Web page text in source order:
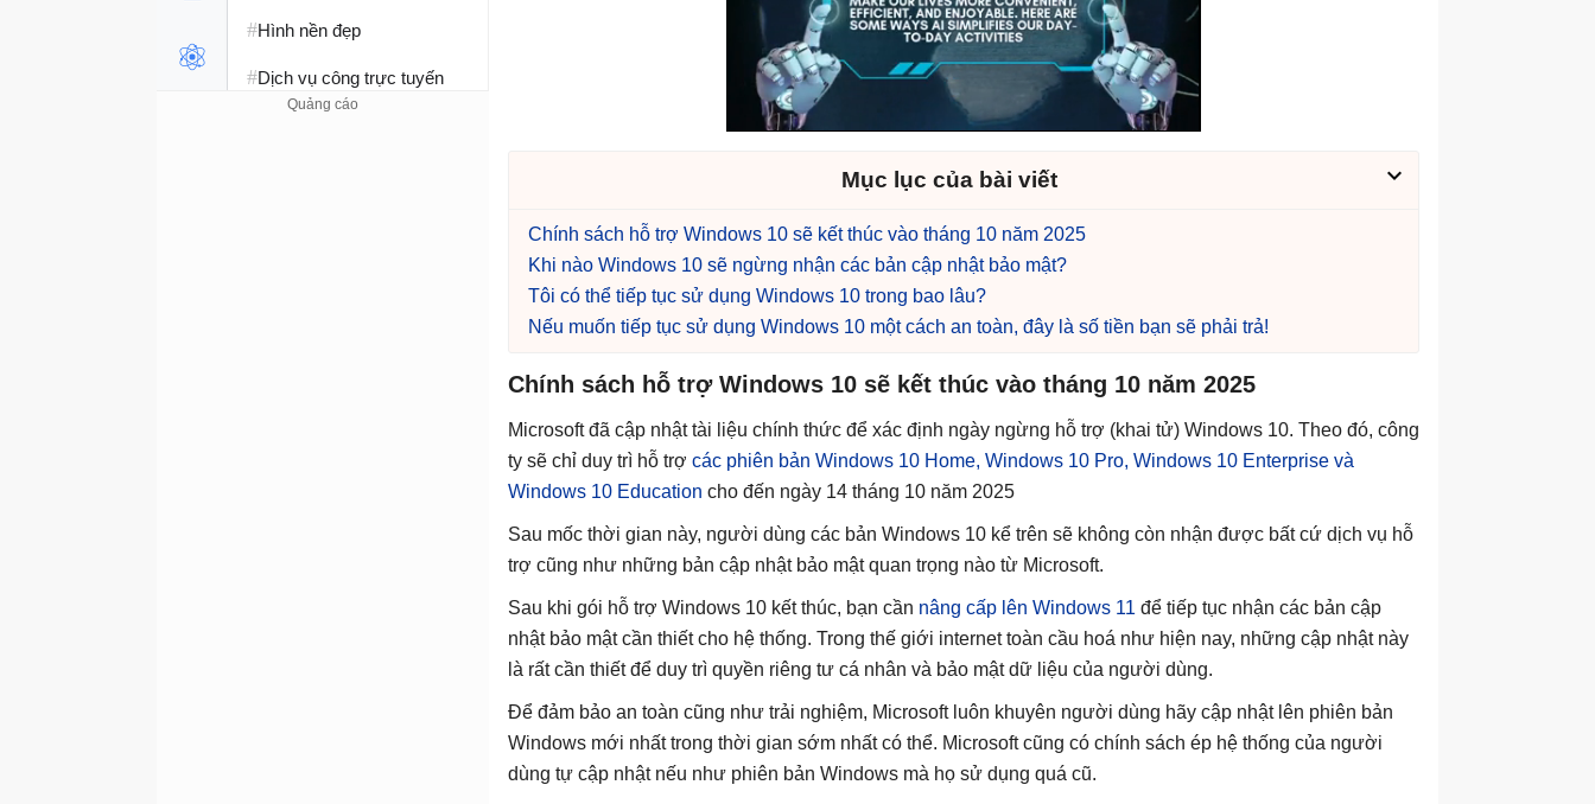
Mục lục của bài viết
Chính sách hỗ trợ Windows 10 sẽ kết thúc vào tháng 10 năm 2025
Khi nào Windows 10 sẽ ngừng nhận các bản cập nhật bảo mật?
Tôi có thể tiếp tục sử dụng Windows 10 trong bao lâu?
Nếu muốn tiếp tục sử dụng Windows 10 một cách an toàn, đây là số tiền bạn sẽ phải trả!
Chính sách hỗ trợ Windows 10 sẽ kết thúc vào tháng 10 năm 2025
Microsoft đã cập nhật tài liệu chính thức để xác định ngày ngừng hỗ trợ (khai tử) Windows 10. Theo đó, công
ty sẽ chỉ duy trì hỗ trợ các phiên bản Windows 10 Home, Windows 10 Pro, Windows 10 Enterprise và
Windows 10 Education cho đến ngày 14 tháng 10 năm 2025
Sau mốc thời gian này, người dùng các bản Windows 10 kể trên sẽ không còn nhận được bất cứ dịch vụ hỗ
trợ cũng như những bản cập nhật bảo mật quan trọng nào từ Microsoft.
Sau khi gói hỗ trợ Windows 10 kết thúc, bạn cần nâng cấp lên Windows 11 để tiếp tục nhận các bản cập
nhật bảo mật cần thiết cho hệ thống. Trong thế giới internet toàn cầu hoá như hiện nay, những cập nhật này
là rất cần thiết để duy trì quyền riêng tư cá nhân và bảo mật dữ liệu của người dùng.
Để đảm bảo an toàn cũng như trải nghiệm, Microsoft luôn khuyên người dùng hãy cập nhật lên phiên bản
Windows mới nhất trong thời gian sớm nhất có thể. Microsoft cũng có chính sách ép hệ thống của người
dùng tự cập nhật nếu như phiên bản Windows mà họ sử dụng quá cũ.
#Hình nền đẹp
#Dịch vụ công trực tuyến